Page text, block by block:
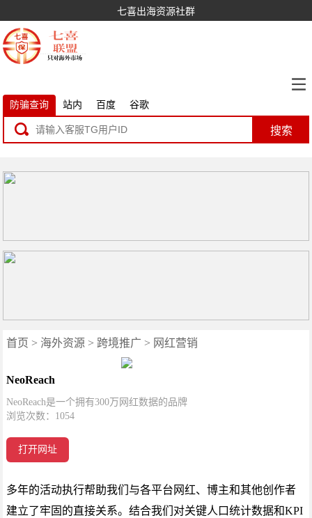
七喜出海资源社群
防骗查询 站内 百度 谷歌
搜索
首页 > 海外资源 > 跨境推广 > 网红营销
NeoReach
NeoReach是一个拥有300万网红数据的品牌
浏览次数： 1054
打开网址
多年的活动执行帮助我们与各平台网红、博主和其他创作者
建立了牢固的直接关系。结合我们对关键人口统计数据和KPI